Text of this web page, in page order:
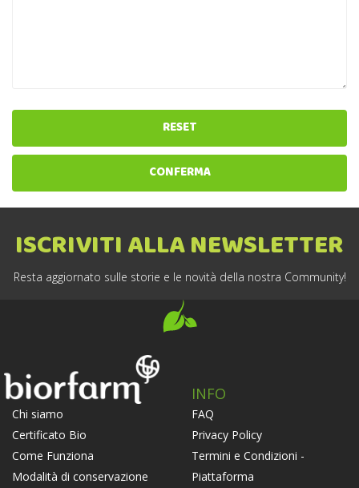
RESET
CONFERMA
ISCRIVITI ALLA NEWSLETTER
Resta aggiornato sulle storie e le novità della nostra Community!
Chi siamo
Certificato Bio
Come Funziona
Modalità di conservazione
INFO
FAQ
Privacy Policy
Termini e Condizioni -
Piattaforma